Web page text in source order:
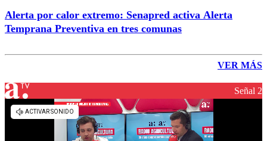
Alerta por calor extremo: Senapred activa Alerta
Temprana Preventiva en tres comunas
VER MÁS
Señal 2